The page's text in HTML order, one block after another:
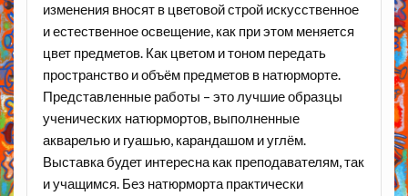
изменения вносят в цветовой строй искусственное
и естественное освещение, как при этом меняется
цвет предметов. Как цветом и тоном передать
пространство и объём предметов в натюрморте.
Представленные работы – это лучшие образцы
ученических натюрмортов, выполненные
акварелью и гуашью, карандашом и углём.
Выставка будет интересна как преподавателям, так
и учащимся. Без натюрморта практически